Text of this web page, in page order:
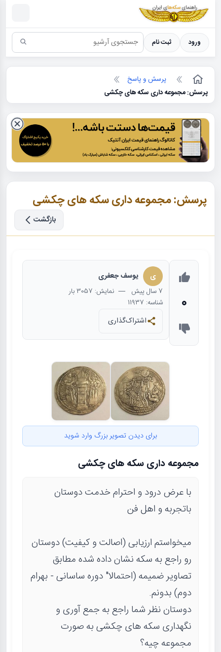
سکه ها ؛ راهنمای سکه شناسی
ورود ثبت نام
پرسش و پاسخ
پرسش: مجموعه داری سکه های چکشی
پرسش: مجموعه داری سکه های چکشی
بازگشت
0
ی یوسف جعفری
7 سال پیش — نمایش: 3057 بار
شناسه: 11937
اشتراک‌گذاری
برای دیدن تصویر بزرگ وارد شوید
مجموعه داری سکه های چکشی
با عرض درود و احترام خدمت دوستان
باتجربه و اهل فن
میخواستم ارزیابی (اصالت و کیفیت) دوستان
رو راجع به سکه نشان داده شده مطابق
تصاویر ضمیمه (احتمالا" دوره ساسانی - بهرام
دوم) بدونم.
دوستان نظر شما راجع به جمع آوری و
نگهداری سکه های چکشی به صورت
مجموعه چیه؟